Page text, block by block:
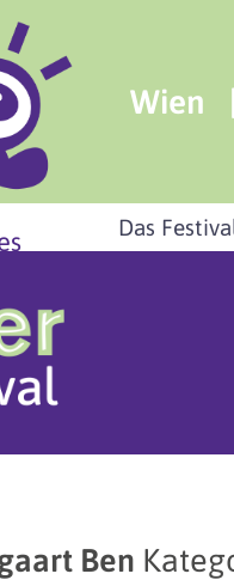
Wien |
Das
Ben